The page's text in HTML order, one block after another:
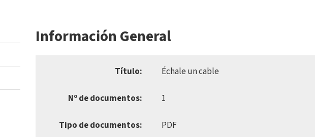
Información General
Título: Échale un cable
Nº de documentos: 1
Tipo de documentos: PDF